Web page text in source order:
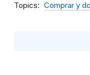
Topics Comprar y